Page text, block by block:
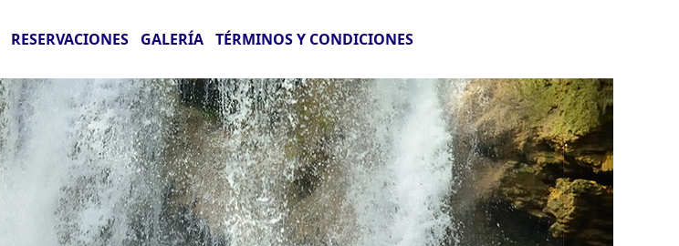
RESERVACIONES GALERÍA TÉRMINOS Y CONDICIONES